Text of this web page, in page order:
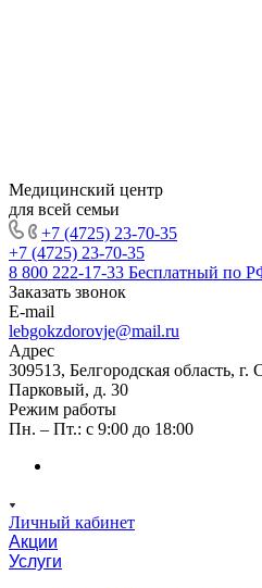
Медицинский центр
для всей семьи
+7 (4725) 23-70-35
+7 (4725) 23-70-35
8 800 222-17-33 Бесплатный по
Заказать звонок
E-mail
lebgokzdorovje@mail.ru
Адрес
309513, Белгородская область,
Парковый, д. 30
Режим работы
Пн. – Пт.: с 9:00 до 18:00
Личный кабинет
Акции
Услуги